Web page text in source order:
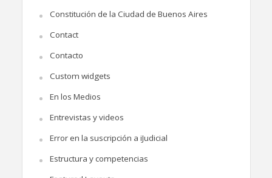
Constitución de la Ciudad de Buenos Aires
Contact
Contacto
Custom widgets
En los Medios
Entrevistas y videos
Error en la suscripción a iJudicial
Estructura y competencias